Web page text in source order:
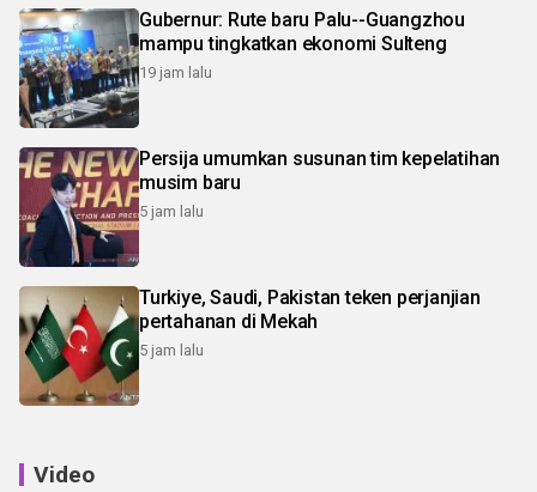
Gubernur: Rute baru Palu--Guangzhou
mampu tingkatkan ekonomi Sulteng
19 jam lalu
Persija umumkan susunan tim kepelatihan
musim baru
5 jam lalu
Turkiye, Saudi, Pakistan teken perjanjian
pertahanan di Mekah
5 jam lalu
Video